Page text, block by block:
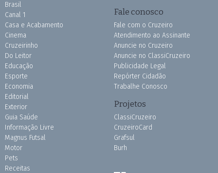
Brasil
Canal 1
Casa e Acabamento
Cinema
Cruzeirinho
Do Leitor
Educação
Esporte
Economia
Editorial
Exterior
Guia Saúde
Informação Livre
Magnus Futsal
Motor
Pets
Receitas
Fale conosco
Fale com o Cruzeiro
Atendimento ao Assinante
Anuncie no Cruzeiro
Anuncie no ClassiCruzeiro
Publicidade Legal
Repórter Cidadão
Trabalhe Conosco
Projetos
ClassiCruzeiro
CruzeiroCard
Grafsul
Burh